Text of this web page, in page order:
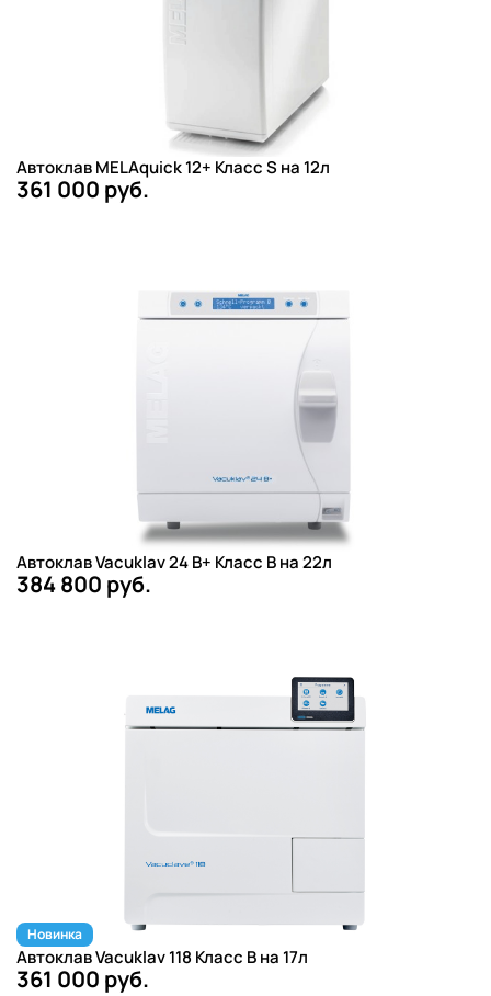
Автоклав MELAquick 12+ Класс S на 12л
361 000 руб.
Автоклав Vacuklav 24 B+ Класс B на 22л
384 800 руб.
Новинка
Автоклав Vacuklav 118 Класс B на 17л
361 000 руб.